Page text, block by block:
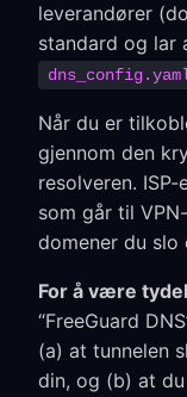
leverandører
standard og lar
Når du er
gjennom den
resolveren.
som går til
domener du slo
For å være
“FreeGuard
(a) at tunnelen
din, og (b) at